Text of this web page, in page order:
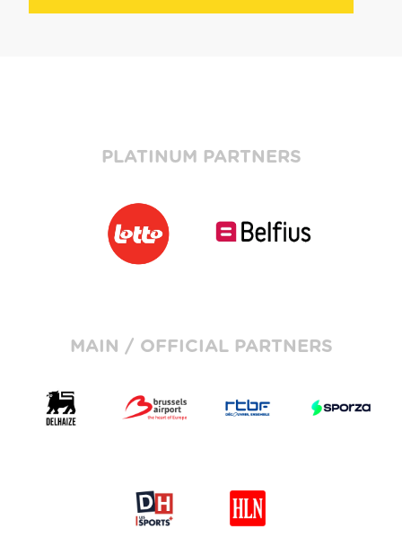
PLATINUM PARTNERS
MAIN / OFFICIAL PARTNERS